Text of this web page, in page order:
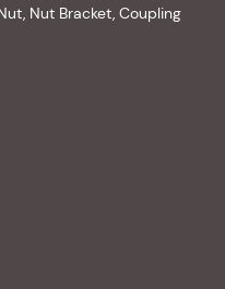
Nut Bracket, Coupling